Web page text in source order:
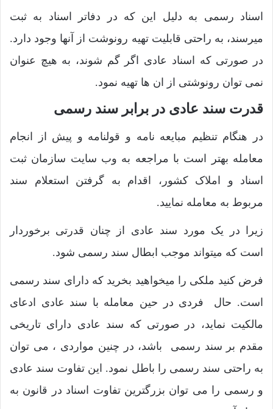
اسناد رسمی به دلیل این که در دفاتر اسناد به ثبت
میرسند، به راحتی قابلیت تهیه رونوشت از آنها وجود دارد.
در صورتی که اسناد عادی اگر گم شوند، به هیچ عنوان
نمی توان رونوشتی از ان ها تهیه نمود.
قدرت سند عادی در برابر سند رسمی
در هنگام تنظیم مبایعه نامه و قولنامه و پیش از انجام
معامله بهتر است با مراجعه به وب سایت سازمان ثبت
اسناد و املاک کشور، اقدام به گرفتن استعلام سند
مربوط به معامله نمایید.
زیرا در یک مورد سند عادی از چنان قدرتی برخوردار
است که میتواند موجب ابطال سند رسمی شود.
فرض کنید ملکی را میخواهید بخرید که دارای سند رسمی
است. حال فردی در حین معامله با سند عادی ادعای
مالکیت نماید، در صورتی که سند عادی دارای تاریخی
مقدم بر سند رسمی باشد، در چنین مواردی ، می توان
به راحتی سند رسمی را باطل نمود. این تفاوت سند عادی
و رسمی را می توان بزرگترین تفاوت اسناد در قانون به